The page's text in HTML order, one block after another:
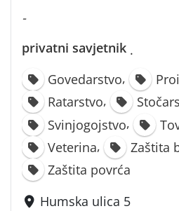
-
privatni savjetnik ·
Govedarstvo,
Ratarstvo,
Svinjogojstvo,
Veterina, Zaštita
Zaštita povrća
Humska ulica 5